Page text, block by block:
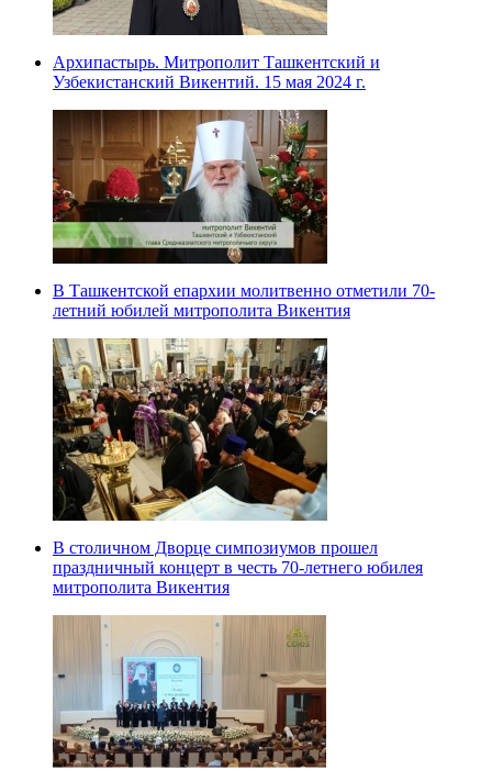
Архипастырь. Митрополит Ташкентский и
Узбекистанский Викентий. 15 мая 2024 г.
В Ташкентской епархии молитвенно отметили 70-
летний юбилей митрополита Викентия
В столичном Дворце симпозиумов прошел
праздничный концерт в честь 70-летнего юбилея
митрополита Викентия